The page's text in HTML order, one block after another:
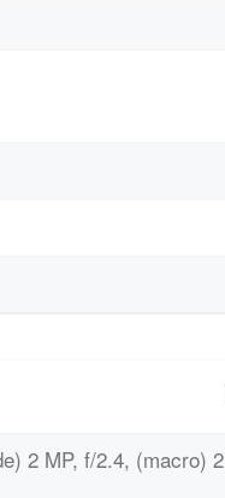
2 MP, f/2.4, (macro) 2